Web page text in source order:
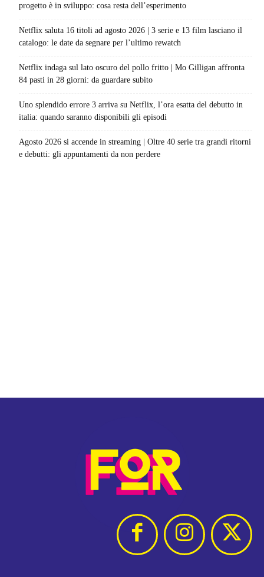
progetto è in sviluppo: cosa resta dell’esperimento
Netflix saluta 16 titoli ad agosto 2026 | 3 serie e 13 film lasciano il
catalogo: le date da segnare per l’ultimo rewatch
Netflix indaga sul lato oscuro del pollo fritto | Mo Gilligan affronta
84 pasti in 28 giorni: da guardare subito
Uno splendido errore 3 arriva su Netflix, l’ora esatta del debutto in
italia: quando saranno disponibili gli episodi
Agosto 2026 si accende in streaming | Oltre 40 serie tra grandi ritorni
e debutti: gli appuntamenti da non perdere